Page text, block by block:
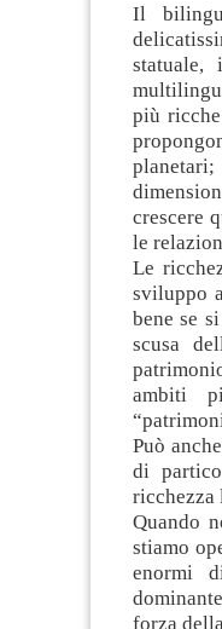
Il
più
crescere
le
Le
sviluppo
bene se
scusa
ambiti
Può
di
ricchezza
Quando
stiamo
enormi
forza